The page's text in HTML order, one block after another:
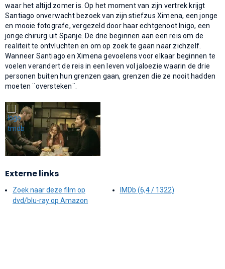
waar het altijd zomer is. Op het moment van zijn vertrek krijgt
Santiago onverwacht bezoek van zijn stiefzus Ximena, een jonge
en mooie fotografe, vergezeld door haar echtgenoot Inigo, een
jonge chirurg uit Spanje. De drie beginnen aan een reis om de
realiteit te ontvluchten en om op zoek te gaan naar zichzelf.
Wanneer Santiago en Ximena gevoelens voor elkaar beginnen te
voelen verandert de reis in een leven vol jaloezie waarin de drie
personen buiten hun grenzen gaan, grenzen die ze nooit hadden
moeten ¨oversteken¨.
Externe links
Zoek naar deze film op
dvd/blu-ray op Amazon
IMDb (6,4 / 1322)